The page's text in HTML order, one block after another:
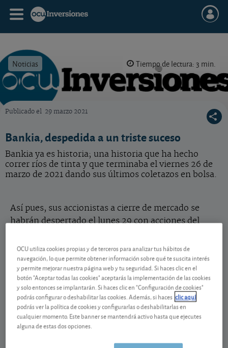
Noticias Tiempo de lectura: 3 min.
Publicado el 29 marzo 2021
Bankia, despedida a un triste suceso
Bankia ya es historia; una historia que ha hecho
correr ríos de tinta y que terminaba el viernes 26 de
marzo de 2021 dando sus últimos coletazos en bolsa.
Así pues, sus accionistas a cierre de mercado se
habrán despertado el lunes 29 con acciones del
canje se ha saldado con 0,6845 acciones de
CaixaBankpor cada título que tuvieran de Bankia y
el abono en efectivo de los picos sobrantes. De esta
forma echa a andar el nuevo gigante de la banca
española, un gigante tras el que queda velado un
truculento episodio: el de la aventura fallida de la
salida a Bolsa de Bankia; la OPV (Oferta Pública de
OCU utiliza cookies propias y de terceros para analizar tus hábitos de
navegación, lo que permite obtener información sobre qué te suscita interés
y permite mejorar nuestra página web y tu seguridad. Si haces clic en el
botón "Aceptar todas las cookies" aceptarás la implementación de las cookies
y solo entonces se implantarán. Si haces clic en "Configuración de cookies"
podrás configurar o deshabilitar las cookies. Además, si haces clic aquí
podrás ver la política de cookies y configurarlas o deshabilitarlas en
cualquier momento. Este banner se mantendrá activo hasta que ejecutes
alguna de estas dos opciones.